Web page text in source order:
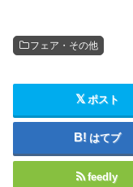
フェア・その他
ポスト
はてブ
feedly